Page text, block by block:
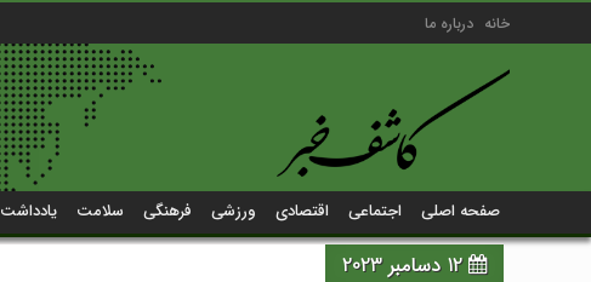
خانه درباره ما
صفحه اصلی اجتماعی اقتصادی ورزشی فرهنگی سلامت یادداشت
12 دسامبر 2023